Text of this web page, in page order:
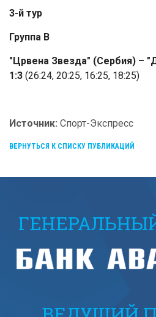
3-й тур
Группа B
"Црвена Звезда" (Сербия) –
1:3 (26:24, 20:25, 16:25, 18:25)
Источник: Спорт-Экспресс
ВЕРНУТЬСЯ К СПИСКУ ПУБЛИКАЦИЙ